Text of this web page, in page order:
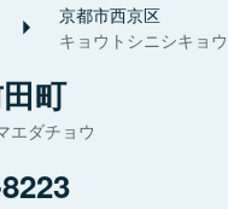
京都市西京区
キョウトシニシキョ
町
エダチョウ